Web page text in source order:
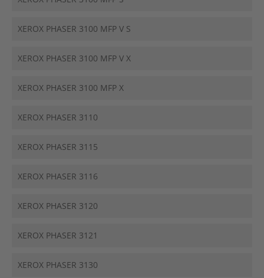
XEROX PHASER 3100 MFP V S
XEROX PHASER 3100 MFP V X
XEROX PHASER 3100 MFP X
XEROX PHASER 3110
XEROX PHASER 3115
XEROX PHASER 3116
XEROX PHASER 3120
XEROX PHASER 3121
XEROX PHASER 3130